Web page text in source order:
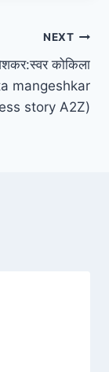
NEXT
कोकिला
mangeshkar
story A2Z)